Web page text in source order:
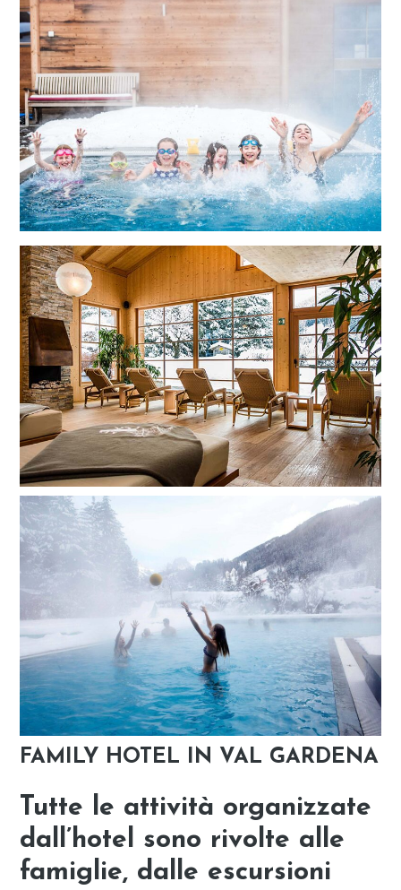
FAMILY HOTEL IN VAL GARDENA
Tutte le attività organizzate
dall’hotel sono rivolte alle
famiglie, dalle escursioni